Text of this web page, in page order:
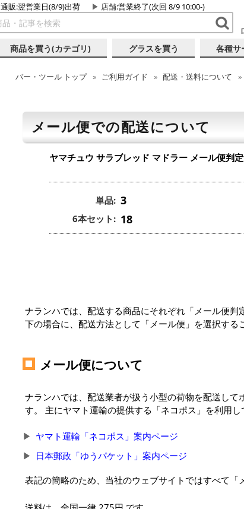
通販:翌営業日(8/9)出荷 店舗:営業終了(次回 8/9 10:00-)
商品を買う(カテゴリ) グラスを買う 各種サ
バー・ツールトップ ご利用ガイド 配送・送料について
メール便での配送について
ヤマチュウ サラブレッド マドラー メール便判
単品: 3
6本セット: 18
ナランハでは、配送する商品にそれぞれ「メール便
下の場合に、配送方法として「メール便」を選択する
メール便について
ナランハでは、配送業者が扱う小型の荷物を配送して
す。 主にヤマト運輸の提供する「ネコポス」を利用し
ヤマト運輸「ネコポス」案内ページ
日本郵政「ゆうパケット」案内ページ
表記の簡略のため、当社のウェブサイトではすべて「